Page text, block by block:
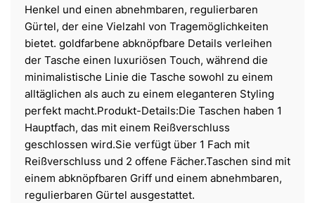
Henkel und einen abnehmbaren, regulierbaren
Gürtel, der eine Vielzahl von Tragemöglichkeiten
bietet. goldfarbene abknöpfbare Details verleihen
der Tasche einen luxuriösen Touch, während die
minimalistische Linie die Tasche sowohl zu einem
alltäglichen als auch zu einem eleganteren Styling
perfekt macht.Produkt-Details:Die Taschen haben 1
Hauptfach, das mit einem Reißverschluss
geschlossen wird.Sie verfügt über 1 Fach mit
Reißverschluss und 2 offene Fächer.Taschen sind mit
einem abknöpfbaren Griff und einem abnehmbaren,
regulierbaren Gürtel ausgestattet.